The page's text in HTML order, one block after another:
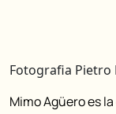
Fotografia Pietro
Mimo Agüero es